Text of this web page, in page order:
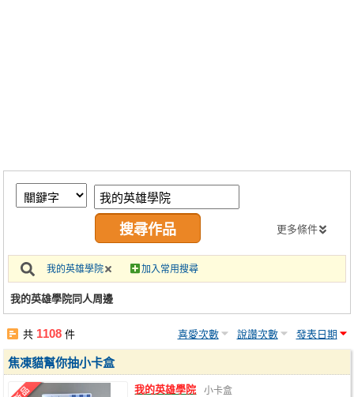
繪圖藝廊
交流中心
攤位轉讓區
會員功能選單
註冊會員
更多條件
我的英雄學院 加入常用搜尋
我的英雄學院同人周邊
共 1108 件 喜愛次數 說讚次數 發表日期
焦凍貓幫你抽小卡盒
我的英雄學院 小卡盒